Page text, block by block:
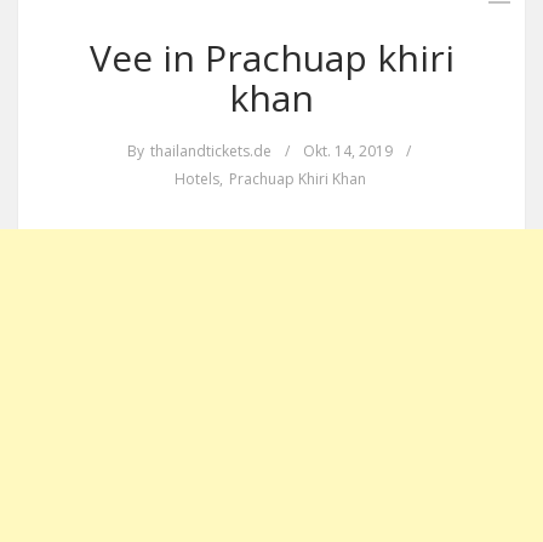
Vee in Prachuap khiri
khan
By thailandtickets.de / Okt. 14, 2019
/
Hotels, Prachuap Khiri Khan